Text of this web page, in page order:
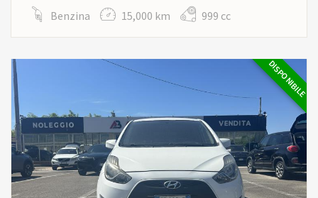
Benzina 15,000 km 999 cc
DISPONIBILE